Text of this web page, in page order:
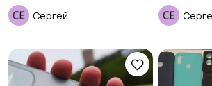
Сергей